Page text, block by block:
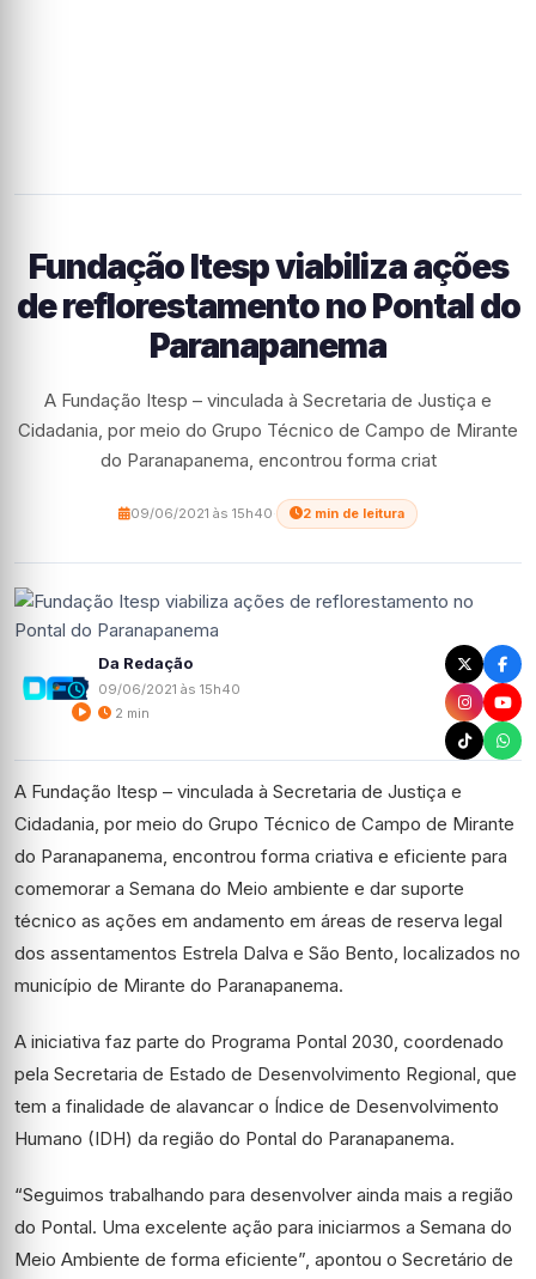
Fundação Itesp viabiliza ações
de reflorestamento no Pontal do
Paranapanema
A Fundação Itesp – vinculada à Secretaria de Justiça e
Cidadania, por meio do Grupo Técnico de Campo de Mirante
do Paranapanema, encontrou forma criat
09/06/2021 às 15h40 2 min de leitura
Da Redação
09/06/2021 às 15h40
2 min
A Fundação Itesp – vinculada à Secretaria de Justiça e
Cidadania, por meio do Grupo Técnico de Campo de Mirante
do Paranapanema, encontrou forma criativa e eficiente para
comemorar a Semana do Meio ambiente e dar suporte
técnico as ações em andamento em áreas de reserva legal
dos assentamentos Estrela Dalva e São Bento, localizados no
município de Mirante do Paranapanema.
A iniciativa faz parte do Programa Pontal 2030, coordenado
pela Secretaria de Estado de Desenvolvimento Regional, que
tem a finalidade de alavancar o Índice de Desenvolvimento
Humano (IDH) da região do Pontal do Paranapanema.
“Seguimos trabalhando para desenvolver ainda mais a região
do Pontal. Uma excelente ação para iniciarmos a Semana do
Meio Ambiente de forma eficiente”, apontou o Secretário de